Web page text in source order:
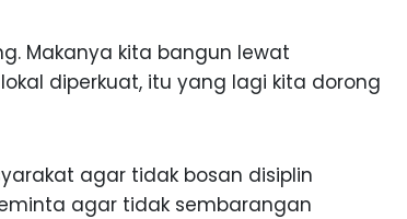
Makanya kita bangun lewat
diperkuat, itu yang lagi kita dorong
agar tidak bosan disiplin
agar tidak sembarangan